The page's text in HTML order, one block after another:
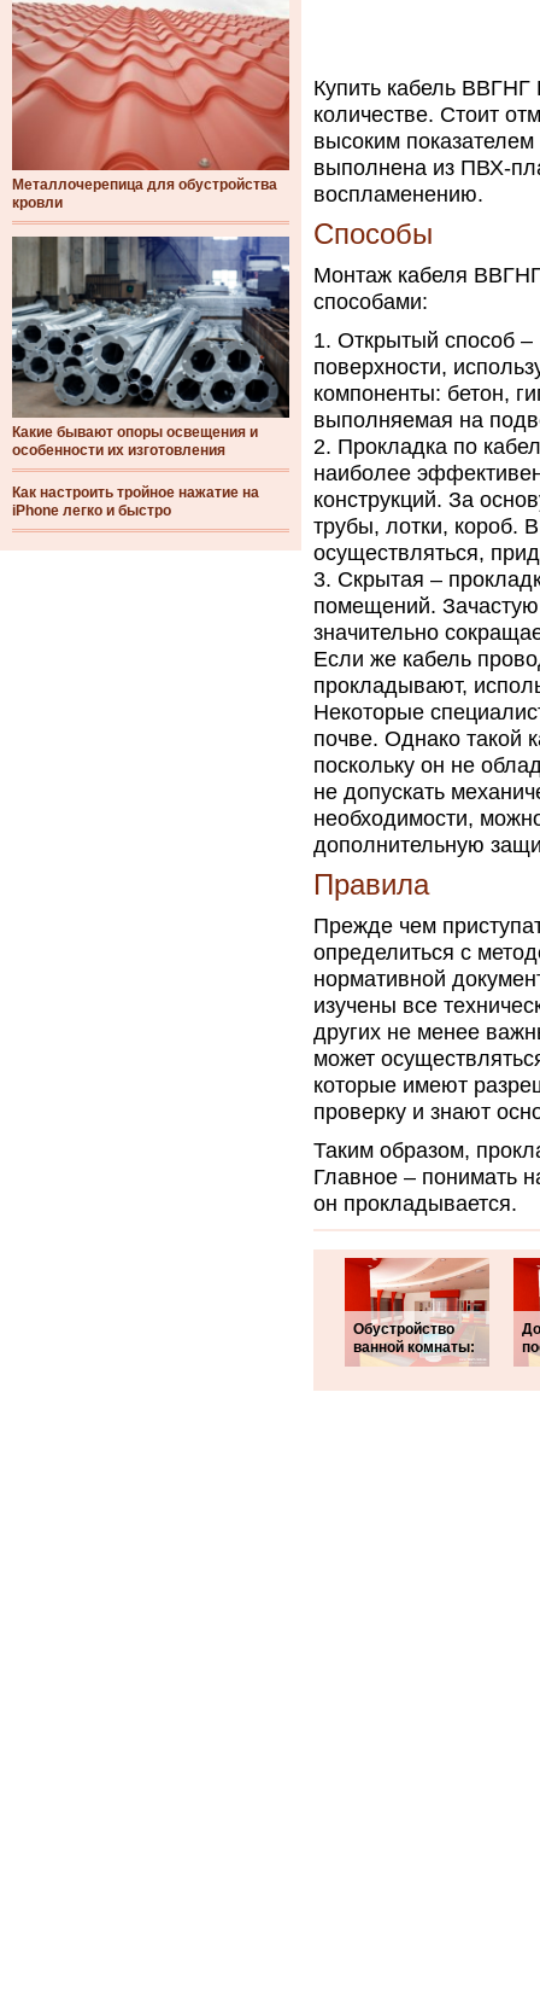
Металлочерепица для обустройства
кровли
Какие бывают опоры освещения и
особенности их изготовления
Как настроить тройное нажатие на
iPhone легко и быстро
Купить кабель
количестве. Стоит
высоким
выполнена из ПВХ-
воспламенению.
Способы
Монтаж кабеля
способами:
Открытый способ –
поверхности,
компоненты: бетон,
выполняемая на
Прокладка по
наиболее
конструкций. За
трубы, лотки, короб.
осуществляться,
Скрытая –
помещений.
значительно
Если же кабель
прокладывают,
Некоторые
почве. Однако такой
поскольку он не
не допускать
необходимости,
дополнительную
Правила
Прежде чем
определиться с
нормативной
изучены все
других не менее
может
которые имеют
проверку и знают
Таким образом,
Главное – понимать
он прокладывается.
Обустройство
ванной комнаты: